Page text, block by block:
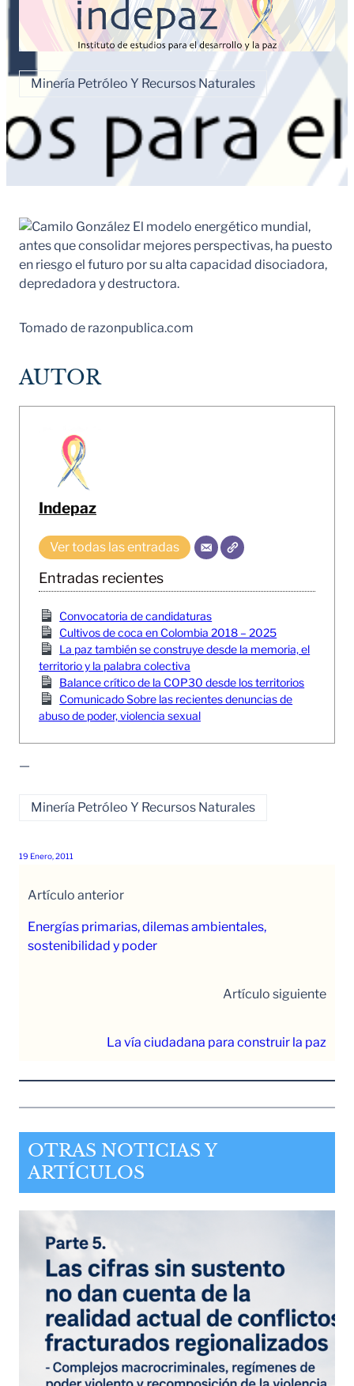
Minería Petróleo Y Recursos Naturales
El modelo energético mundial,
antes que consolidar mejores perspectivas, ha puesto
en riesgo el futuro por su alta capacidad disociadora,
depredadora y destructora.
Tomado de razonpublica.com
AUTOR
Indepaz
Ver todas las entradas
Entradas recientes
Convocatoria de candidaturas
Cultivos de coca en Colombia 2018 – 2025
La paz también se construye desde la memoria, el
territorio y la palabra colectiva
Balance crítico de la COP30 desde los territorios
Comunicado Sobre las recientes denuncias de
abuso de poder, violencia sexual
—
Minería Petróleo Y Recursos Naturales
19 Enero, 2011
Artículo anterior
Energías primarias, dilemas ambientales,
sostenibilidad y poder
Artículo siguiente
La vía ciudadana para construir la paz
OTRAS NOTICIAS Y
ARTÍCULOS